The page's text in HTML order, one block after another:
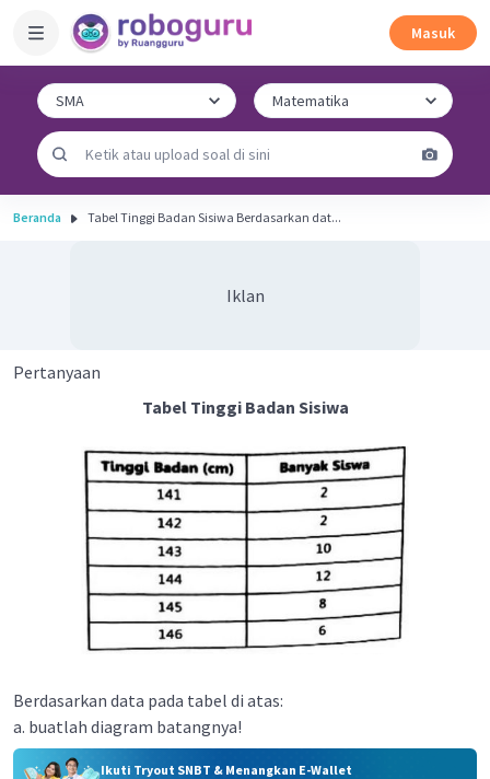
Masuk
Beranda Tabel Tinggi Badan Sisiwa Berdasarkan dat...
Iklan
Pertanyaan
Tabel Tinggi Badan Sisiwa
Berdasarkan data pada tabel di atas:
a. buatlah diagram batangnya!
Ikuti Tryout SNBT & Menangkan E-Wallet